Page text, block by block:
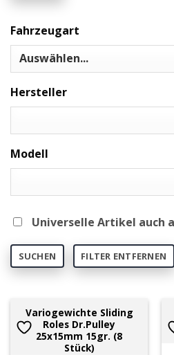
Fahrzeugart
Hersteller
Modell
Universelle Artikel auch
SUCHEN FILTER ENTFERNEN
Variogewichte Sliding
Roles Dr.Pulley
25x15mm 15gr. (8
Stück)